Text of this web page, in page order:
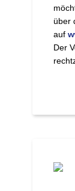
über
auf
Der